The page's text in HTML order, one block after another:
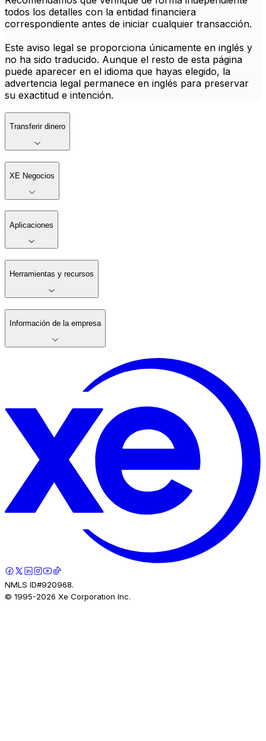
todos los detalles con la entidad financiera
correspondiente antes de iniciar cualquier transacción.
Este aviso legal se proporciona únicamente en inglés y
no ha sido traducido. Aunque el resto de esta página
puede aparecer en el idioma que hayas elegido, la
advertencia legal permanece en inglés para preservar
su exactitud e intención.
Transferir dinero
XE Negocios
Aplicaciones
Herramientas y recursos
Información de la empresa
NMLS ID#920968.
© 1995-2026 Xe Corporation Inc.